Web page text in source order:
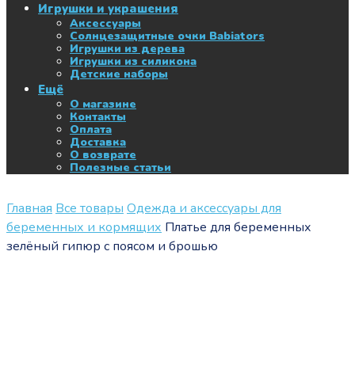
Игрушки и украшения
Аксессуары
Солнцезащитные очки Babiators
Игрушки из дерева
Игрушки из силикона
Детские наборы
Ещё
О магазине
Контакты
Оплата
Доставка
О возврате
Полезные статьи
Главная Все товары Одежда и аксессуары для
беременных и кормящих Платье для беременных
зелёный гипюр с поясом и брошью